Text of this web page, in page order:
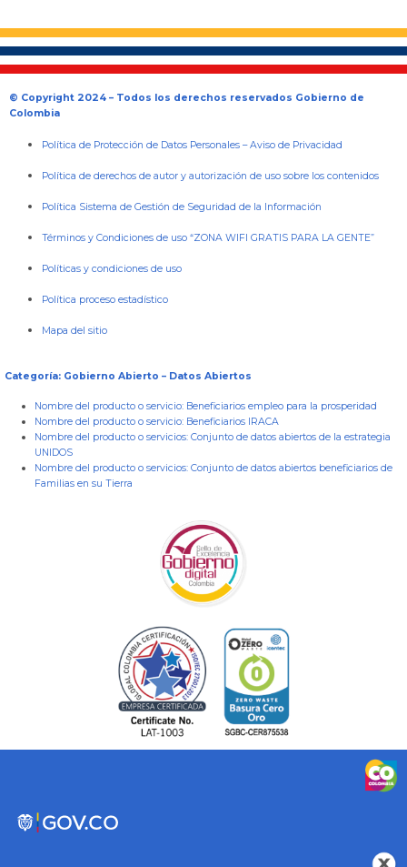
© Copyright 2024 – Todos los derechos reservados Gobierno de
Colombia
Política de Protección de Datos Personales –Aviso de Privacidad
Política de derechos de autor y autorización de uso sobre los contenidos
Política Sistema de Gestión de Seguridad de la Información
Términos y Condiciones de uso “ZONA WIFI GRATIS PARA LA GENTE”
Políticas y condiciones de uso
Política proceso estadístico
Mapa del sitio
Categoría: Gobierno Abierto – Datos Abiertos
Nombre del producto o servicio: Beneficiarios empleo para la prosperidad
Nombre del producto o servicio: Beneficiarios IRACA
Nombre del producto o servicios: Conjunto de datos abiertos de la estrategia
UNIDOS
Nombre del producto o servicios: Conjunto de datos abiertos beneficiarios de
Familias en su Tierra